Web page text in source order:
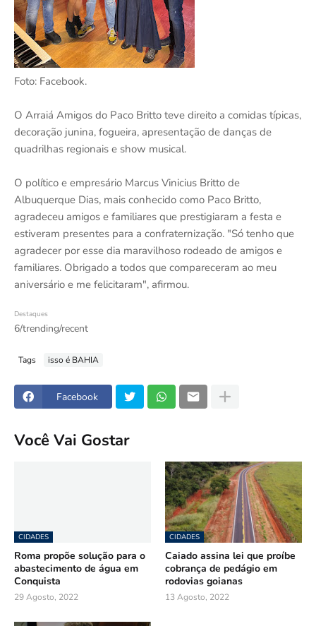
Foto: Facebook.
O Arraiá Amigos do Paco Britto teve direito a comidas típicas,
decoração junina, fogueira, apresentação de danças de
quadrilhas regionais e show musical.
O político e empresário Marcus Vinicius Britto de
Albuquerque Dias, mais conhecido como Paco Britto,
agradeceu amigos e familiares que prestigiaram a festa e
estiveram presentes para a confraternização. "Só tenho que
agradecer por esse dia maravilhoso rodeado de amigos e
familiares. Obrigado a todos que compareceram ao meu
aniversário e me felicitaram", afirmou.
Destaques
6/trending/recent
Tags isso é BAHIA
Facebook
Você Vai Gostar
CIDADES
Roma propõe solução para o
abastecimento de água em
Conquista
29 Agosto, 2022
CIDADES
Caiado assina lei que proíbe
cobrança de pedágio em
rodovias goianas
13 Agosto, 2022